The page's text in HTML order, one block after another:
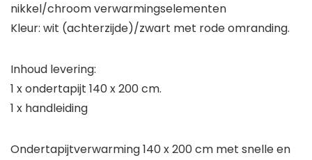
nikkel/chroom verwarmingselementen
Kleur: wit (achterzijde)/zwart met rode omranding.
Inhoud levering:
1 x ondertapijt 140 x 200 cm.
1 x handleiding
Ondertapijtverwarming 140 x 200 cm met snelle en